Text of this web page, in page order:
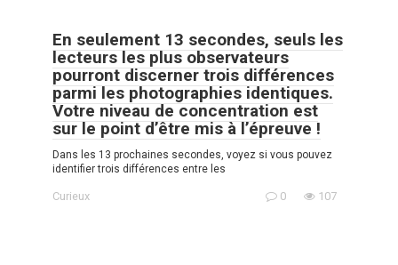
En seulement 13 secondes, seuls les
lecteurs les plus observateurs
pourront discerner trois différences
parmi les photographies identiques.
Votre niveau de concentration est
sur le point d’être mis à l’épreuve !
Dans les 13 prochaines secondes, voyez si vous pouvez
identifier trois différences entre les
Curieux 0 107